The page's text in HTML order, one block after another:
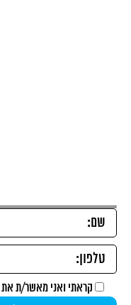
קראתי ואני מאשר/ת את